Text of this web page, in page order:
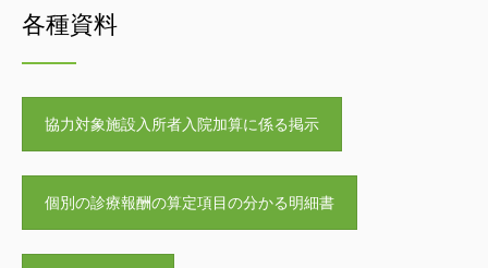
各種資料
協力対象施設入所者入院加算に係る掲示
個別の診療報酬の算定項目の分かる明細書